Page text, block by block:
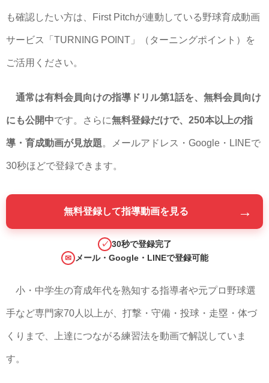
も確認したい方は、First Pitchが連動している野球育成動画
サービス「TURNING POINT」（ターニングポイント）を
ご活用ください。
通常は有料会員向けの指導ドリル第1話を、無料会員向け
にも公開中です。さらに無料登録だけで、250本以上の指
導・育成動画が見放題。メールアドレス・Google・LINEで
30秒ほどで登録できます。
無料登録して指導動画を見る →
✓ 30秒で登録完了
✉ メール・Google・LINEで登録可能
小・中学生の育成年代を熟知する指導者や元プロ野球選
手など専門家70人以上が、打撃・守備・投球・走塁・体づ
くりまで、上達につながる練習法を動画で解説していま
す。